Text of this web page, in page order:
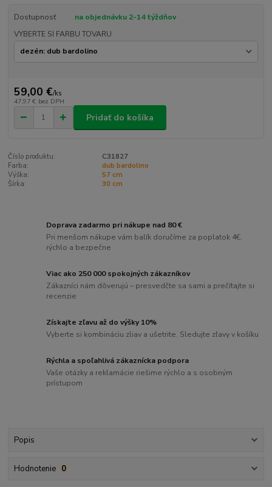
Dostupnosť
na objednávku 2-14 týždňov
VYBERTE SI FARBU TOVARU
59,00 €/ks
47,97 € bez DPH
Pridať do košíka
Číslo produktu:
C31827
Farba:
dub bardolino
Výška:
57 cm
Šírka:
30 cm
Doprava zadarmo pri nákupe nad 80 €
Pri menšom nákupe vám balík doručíme za poplatok 4€,
rýchlo a bezpečne
Viac ako 250 000 spokojných zákazníkov
Zákazníci nám dôverujú – presvedčte sa sami a prečítajte si
recenzie
Získajte zľavu až do výšky 10%
Vyberte si kombináciu zliav a ušetrite. Sledujte zľavy v košíku
Rýchla a spoľahlivá zákaznícka podpora
Vaše otázky a reklamácie riešime rýchlo a s osobným
prístupom
Popis
Hodnotenie 0